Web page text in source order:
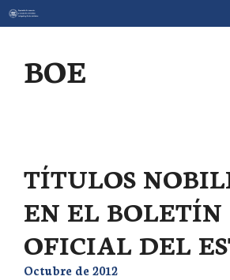
Saltar
al
BOE
TÍTULOS
EN EL BOLETÍN
OFICIAL DEL
Octubre de 2012